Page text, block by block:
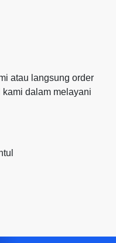
atau langsung order
dalam melayani